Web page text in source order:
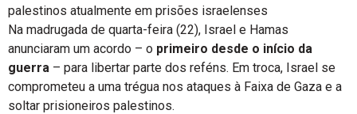
palestinos atualmente em prisões israelenses
Na madrugada de quarta-feira (22), Israel e Hamas
anunciaram um acordo – o primeiro desde o início da
guerra – para libertar parte dos reféns. Em troca, Israel se
comprometeu a uma trégua nos ataques à Faixa de Gaza e a
soltar prisioneiros palestinos.